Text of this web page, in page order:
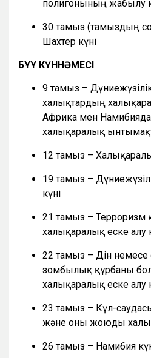
полигонының жабылу
30 тамыз (тамыздың
Шахтер күні
БҰҰ КҮННӘМЕСІ
9 тамыз – Дүниежүзілік
халықтардың
Африка мен
халықаралық
12 тамыз –
19 тамыз –
күні
21 тамыз – Терроризм
халықаралық еске алу
22 тамыз – Дін немесе
зомбылық құрбаны
халықаралық еске алу
23 тамыз – Күл-
және оны жоюды
26 тамыз – Намибия